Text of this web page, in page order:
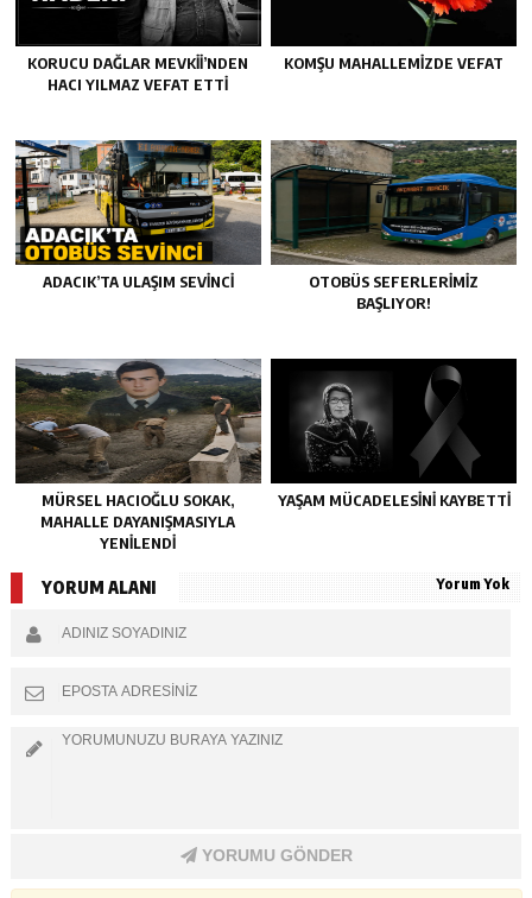
KORUCU DAĞLAR MEVKII’NDEN
HACI YILMAZ VEFAT ETTI
KOMŞU MAHALLEMIZDE VEFAT
ADACIK’TA ULAŞIM SEVİNCİ
OTOBÜS SEFERLERIMIZ
BAŞLIYOR!
MÜRSEL HACIOĞLU SOKAK,
MAHALLE DAYANIŞMASIYLA
YENILENDI
YAŞAM MÜCADELESINI KAYBETTI
YORUM ALANI Yorum Yok
YORUMU GÖNDER